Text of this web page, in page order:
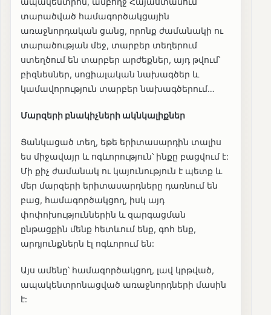
տարածված համագործակցային
առաջնորդական ցանց, որոնք ժամանակի ու
տարածության մեջ, տարբեր տեղերում
ստեղծում են տարբեր արժեքներ, այդ թվում՝
բիզնեսներ, սոցիալական նախագծեր և
կամավորություն տարբեր նախագծերում…
Մարզերի բնակիչների ակնկալիքներ
Ցանկացած տեղ, եթե երիտասարդին տալիս
ես միջավայր և ոգևորություն՝ ինքը բացվում է:
Մի քիչ ժամանակ ու կայունություն է պետք և
մեր մարզերի երիտասարդները դառնում են
բաց, համագործակցող, իսկ այդ
փոփոխություններին և զարգացման
ընթացքին մենք հետևում ենք, գոհ ենք,
արդյունքներն էլ ոգևորում են:
Այս ամենը՝ համագործակցող, լավ կրթված,
ապակենտրոնացված առաջնորդների մասին
է: